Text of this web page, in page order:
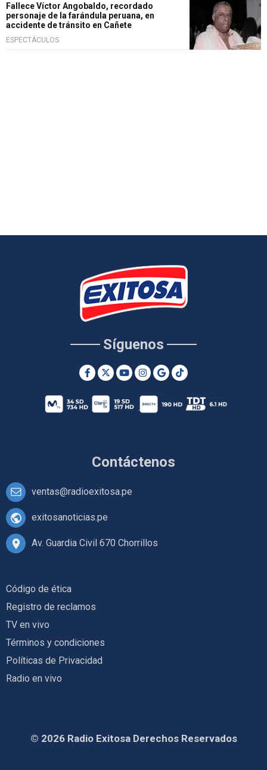
Fallece Víctor Angobaldo, recordado
personaje de la farándula peruana, en
accidente de tránsito en Cañete
ESPECTÁCULOS
Contáctenos
ventas@radioexitosa.pe
exitosanoticias.pe
Av. Guardia Civil 670 Chorrillos
Síguenos
Código de ética
Registro de reclamos
TV en vivo
Términos y condiciones
Políticas de Privacidad
Radio en vivo
© 2026 Radio Exitosa Derechos Reservados